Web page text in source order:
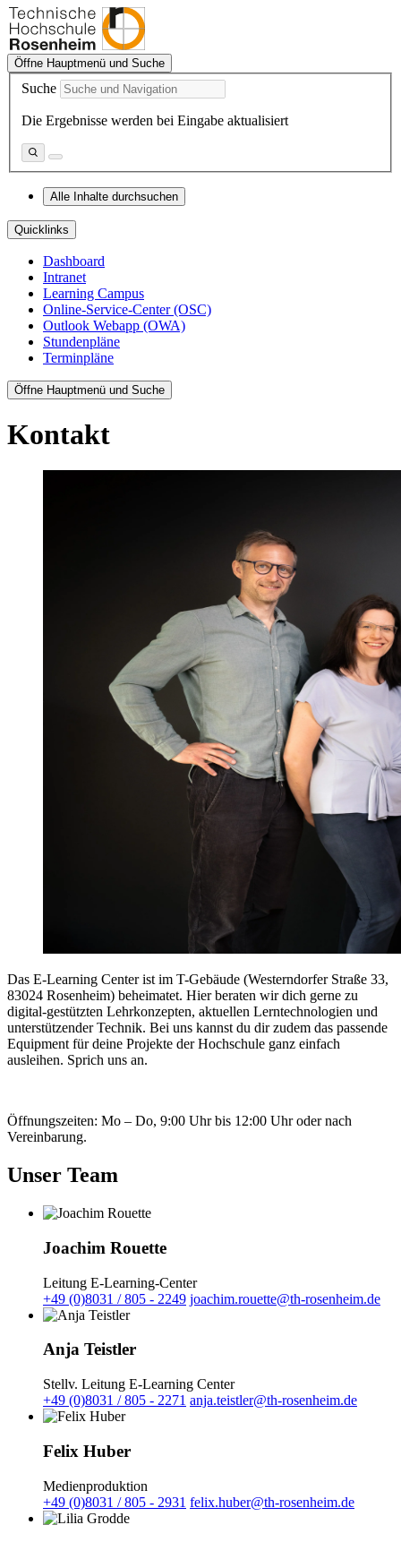
Öffne Hauptmenü und Suche
Suche
Die Ergebnisse werden bei Eingabe aktualisiert
Alle Inhalte durchsuchen
Quicklinks
Dashboard
Intranet
Learning Campus
Online-Service-Center (OSC)
Outlook Webapp (OWA)
Stundenpläne
Terminpläne
Öffne Hauptmenü und Suche
Kontakt
Das E-Learning Center ist im T-Gebäude (Westerndorfer Straße 33,
83024 Rosenheim) beheimatet. Hier beraten wir dich gerne zu
digital-gestützten Lehrkonzepten, aktuellen Lerntechnologien und
unterstützender Technik. Bei uns kannst du dir zudem das passende
Equipment für deine Projekte der Hochschule ganz einfach
ausleihen. Sprich uns an.
Öffnungszeiten: Mo – Do, 9:00 Uhr bis 12:00 Uhr oder nach
Vereinbarung.
Unser Team
Joachim Rouette
Leitung E-Learning-Center
+49 (0)8031 / 805 - 2249 joachim.rouette@th-rosenheim.de
Anja Teistler
Stellv. Leitung E-Learning Center
+49 (0)8031 / 805 - 2271 anja.teistler@th-rosenheim.de
Felix Huber
Medienproduktion
+49 (0)8031 / 805 - 2931 felix.huber@th-rosenheim.de